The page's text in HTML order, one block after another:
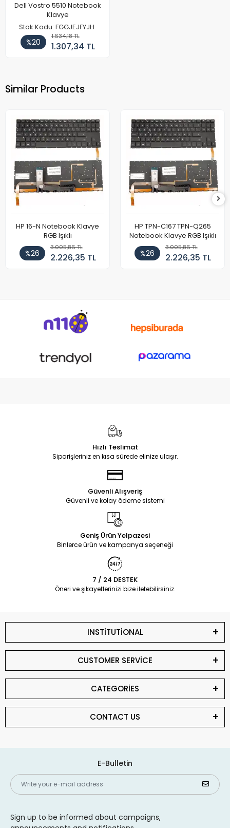
Dell Vostro 5510 Notebook
Klavye
Stok Kodu: FGGJEJFYJH
%20
1.634,18 TL
1.307,34 TL
Similar Products
HP 16-N Notebook Klavye
RGB Işıklı
%26
3.005,86 TL
2.226,35 TL
HP TPN-C167 TPN-Q265
Notebook Klavye RGB Işıklı
%26
3.005,86 TL
2.226,35 TL
Hızlı Teslimat
Siparişleriniz en kısa sürede elinize ulaşır.
Güvenli Alışveriş
Güvenli ve kolay ödeme sistemi
Geniş Ürün Yelpazesi
Binlerce ürün ve kampanya seçeneği
7 / 24 DESTEK
Öneri ve şikayetlerinizi bize iletebilirsiniz.
INSTİTUTİONAL
CUSTOMER SERVİCE
CATEGORİES
CONTACT US
E-Bulletin
Sign up to be informed about campaigns,